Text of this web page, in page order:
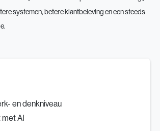
systemen, betere klantbeleving en een steeds
en denkniveau
AI